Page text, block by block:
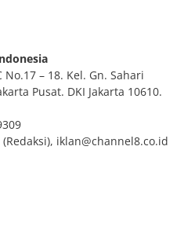
No.17 – 18. Kel. Gn. Sahari
Pusat. DKI Jakarta 10610.
(Redaksi), iklan@channel8.co.id